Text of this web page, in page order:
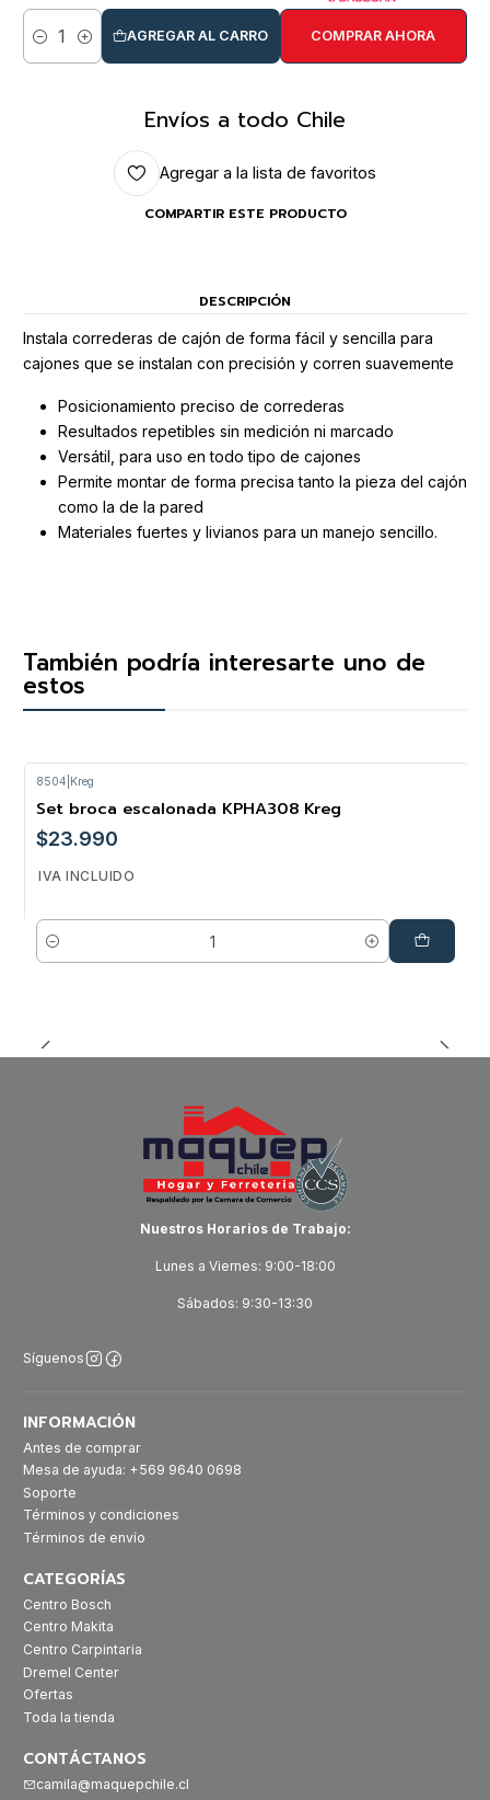
Cantidad
AGREGAR AL CARRO COMPRAR AHORA
Envíos a todo Chile
Agregar a la lista de favoritos
COMPARTIR ESTE PRODUCTO
DESCRIPCIÓN
Instala correderas de cajón de forma fácil y sencilla para
cajones que se instalan con precisión y corren suavemente
Posicionamiento preciso de correderas
Resultados repetibles sin medición ni marcado
Versátil, para uso en todo tipo de cajones
Permite montar de forma precisa tanto la pieza del cajón
como la de la pared
Materiales fuertes y livianos para un manejo sencillo.
También podría interesarte uno de
estos
8504 Kreg
Set broca escalonada KPHA308 Kreg
$23.990
IVA INCLUIDO
Cantidad
Nuestros Horarios de Trabajo:
Lunes a Viernes: 9:00-18:00
Sábados: 9:30-13:30
Síguenos
INFORMACIÓN
Antes de comprar
Mesa de ayuda: +569 9640 0698
Soporte
Términos y condiciones
Términos de envío
CATEGORÍAS
Centro Bosch
Centro Makita
Centro Carpintaria
Dremel Center
Ofertas
Toda la tienda
CONTÁCTANOS
camila@maquepchile.cl